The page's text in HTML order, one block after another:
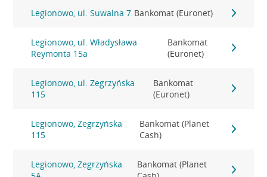
Legionowo, ul. Suwalna 7 Bankomat (Euronet)
Legionowo, ul. Władysława
Reymonta 15a
Bankomat
(Euronet)
Legionowo, ul. Zegrzyńska
115
Bankomat
(Euronet)
Legionowo, Zegrzyńska
115
Bankomat (Planet
Cash)
Legionowo, Zegrzyńska
Bankomat (Planet